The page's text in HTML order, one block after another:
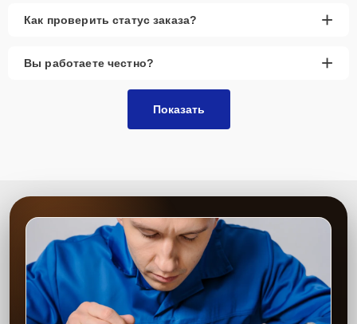
Как проверить статус заказа? +
Вы работаете честно? +
Показать